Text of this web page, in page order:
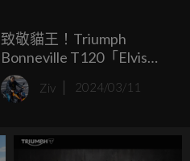
致敬貓王！Triumph
Bonneville T120「Elvis
Presley」特仕版 20,000 美
元拍賣中
Ziv 2024/03/11